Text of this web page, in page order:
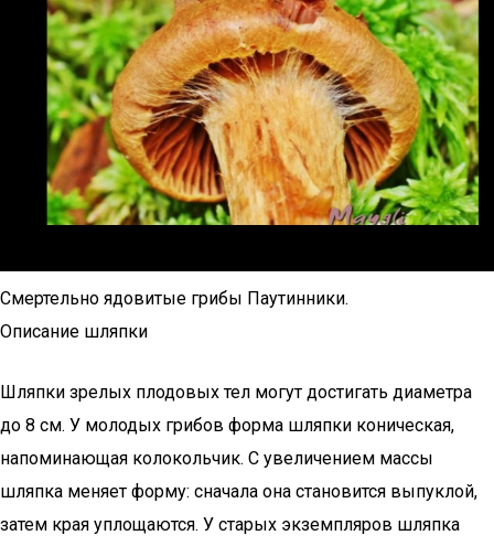
Смертельно ядовитые грибы Паутинники.
Описание шляпки
Шляпки зрелых плодовых тел могут достигать диаметра
до 8 см. У молодых грибов форма шляпки коническая,
напоминающая колокольчик. С увеличением массы
шляпка меняет форму: сначала она становится выпуклой,
затем края уплощаются. У старых экземпляров шляпка